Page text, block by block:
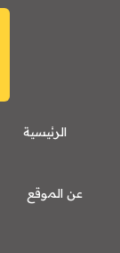
الرئيسية
عن الموقع